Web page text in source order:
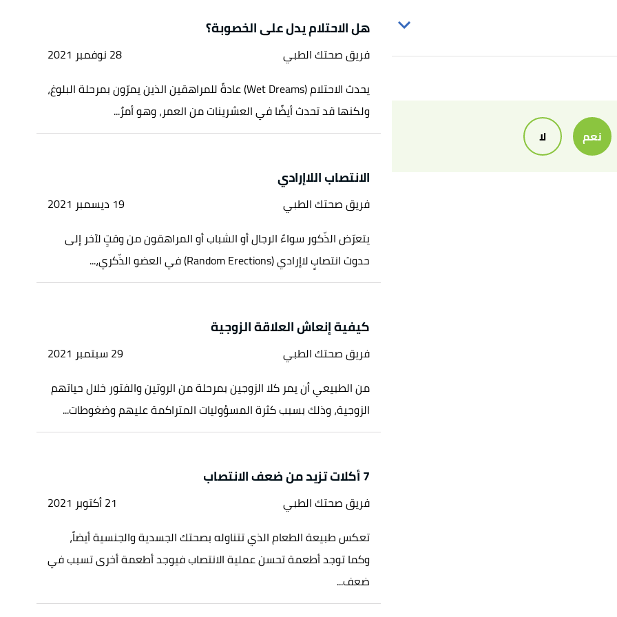
, نعم لا
هل الاحتلام يدل على الخصوبة؟
فريق صحتك الطبي
28 نوفمبر 2021
يحدث الاحتلام (Wet Dreams) عادةً للمراهقين الذين يمرّون بمرحلة البلوغ،
ولكنها قد تحدث أيضًا في العشرينات من العمر، وهو أمرٌ...
الانتصاب اللاإرادي
فريق صحتك الطبي
19 ديسمبر 2021
يتعرّض الذّكور سواءً الرجال أو الشباب أو المراهقون من وقتٍ لآخر إلى
حدوث انتصابٍ لاإرادي (Random Erections) في العضو الذّكري،...
كيفية إنعاش العلاقة الزوجية
فريق صحتك الطبي
29 سبتمبر 2021
من الطبيعي أن يمر كلا الزوجين بمرحلة من الروتين والفتور خلال حياتهم
الزوجية، وذلك بسبب كثرة المسؤوليات المتراكمة عليهم وضغوطات...
7 أكلات تزيد من ضعف الانتصاب
فريق صحتك الطبي
21 أكتوبر 2021
تعكس طبيعة الطعام الذي تتناوله بصحتك الجسدية والجنسية أيضاً،
وكما توجد أطعمة تحسن عملية الانتصاب فيوجد أطعمة أخرى تسبب في
ضعف...